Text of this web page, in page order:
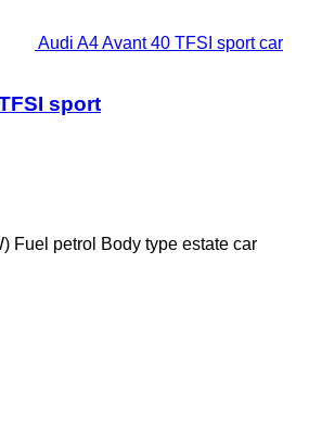
Audi A4 Avant 40 TFSI sport car
sport
Fuel petrol Body type estate car